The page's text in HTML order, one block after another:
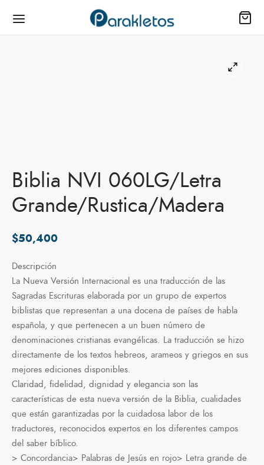
Biblia NVI 060LG/Letra
Grande/Rustica/Madera
$50,400
Descripción
La Nueva Versión Internacional es una traducción de las
Sagradas Escrituras elaborada por un grupo de expertos
biblistas que representan a una docena de países de habla
española, y que pertenecen a un buen número de
denominaciones cristianas evangélicas. La traducción se hizo
directamente de los textos hebreos, arameos y griegos en sus
mejores ediciones disponibles.
Claridad, fidelidad, dignidad y elegancia son las
características de esta nueva versión de la Biblia, cualidades
que están garantizadas por la cuidadosa labor de los
traductores, reconocidos expertos en los diferentes campos
del saber bíblico.
> Concordancia> Palabras de Jesús en rojo> Letra grande de